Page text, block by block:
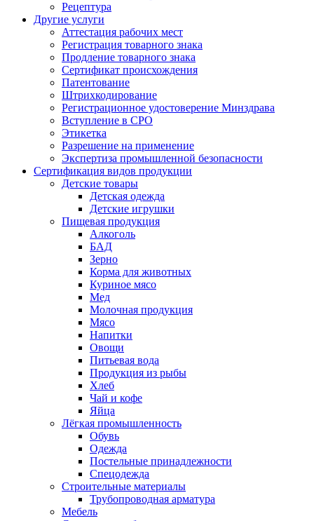
Рецептура
Другие услуги
Аттестация рабочих мест
Регистрация товарного знака
Продление товарного знака
Сертификат происхождения
Патентование
Штрихкодирование
Регистрационное удостоверение Минздрава
Вступление в СРО
Этикетка
Разрешение на применение
Экспертиза промышленной безопасности
Сертификация видов продукции
Детские товары
Детская одежда
Детские игрушки
Пищевая продукция
Алкоголь
БАД
Зерно
Корма для животных
Куриное мясо
Мед
Молочная продукция
Мясо
Напитки
Овощи
Питьевая вода
Продукция из рыбы
Хлеб
Чай и кофе
Яйца
Лёгкая промышленность
Обувь
Одежда
Постельные принадлежности
Спецодежда
Строительные материалы
Трубопроводная арматура
Мебель